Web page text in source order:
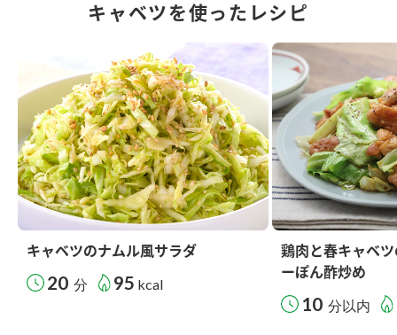
キャベツを使ったレシピ
キャベツのナムル風サラダ
20 分 95 kcal
鶏肉と春キャベ
ーぽん酢炒め
10 分以内